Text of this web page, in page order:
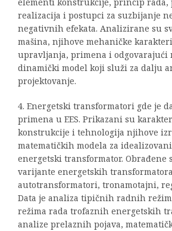
realizacija i postupci za suzbijanje
negativnih efekata. Analizirane su
mašina, njihove mehaničke
upravljanja, primena i odgovarajući
dinamički model koji služi za dalju
projektovanje.
4. Energetski transformatori gde je
primena u EES. Prikazani su
konstrukcije i tehnologija njihove
matematičkih modela za
energetski transformator. Obrađene
varijante energetskih
autotransformatori, tronamotajni,
Data je analiza tipičnih radnih
režima rada trofaznih energetskih
analize prelaznih pojava,